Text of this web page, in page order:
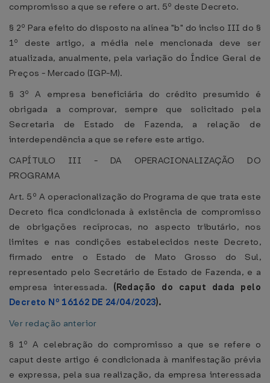
compromisso a que se refere o art. 5º deste Decreto.
§ 2º Para efeito do disposto na alínea "b" do inciso III do §
1º deste artigo, a média nele mencionada deve ser
atualizada, anualmente, pela variação do Índice Geral de
Preços - Mercado (IGP-M).
§ 3º A empresa beneficiária do crédito presumido é
obrigada a comprovar, sempre que solicitado pela
Secretaria de Estado de Fazenda, a relação de
interdependência a que se refere este artigo.
CAPÍTULO III - DA OPERACIONALIZAÇÃO DO
PROGRAMA
Art. 5º A operacionalização do Programa de que trata este
Decreto fica condicionada à existência de compromisso
de obrigações recíprocas, no aspecto tributário, nos
limites e nas condições estabelecidos neste Decreto,
firmado entre o Estado de Mato Grosso do Sul,
representado pelo Secretário de Estado de Fazenda, e a
empresa interessada. (Redação do caput dada pelo
Decreto Nº 16162 DE 24/04/2023).
Ver redação anterior
§ 1º A celebração do compromisso a que se refere o
caput deste artigo é condicionada à manifestação prévia
e expressa, pela sua realização, da empresa interessada